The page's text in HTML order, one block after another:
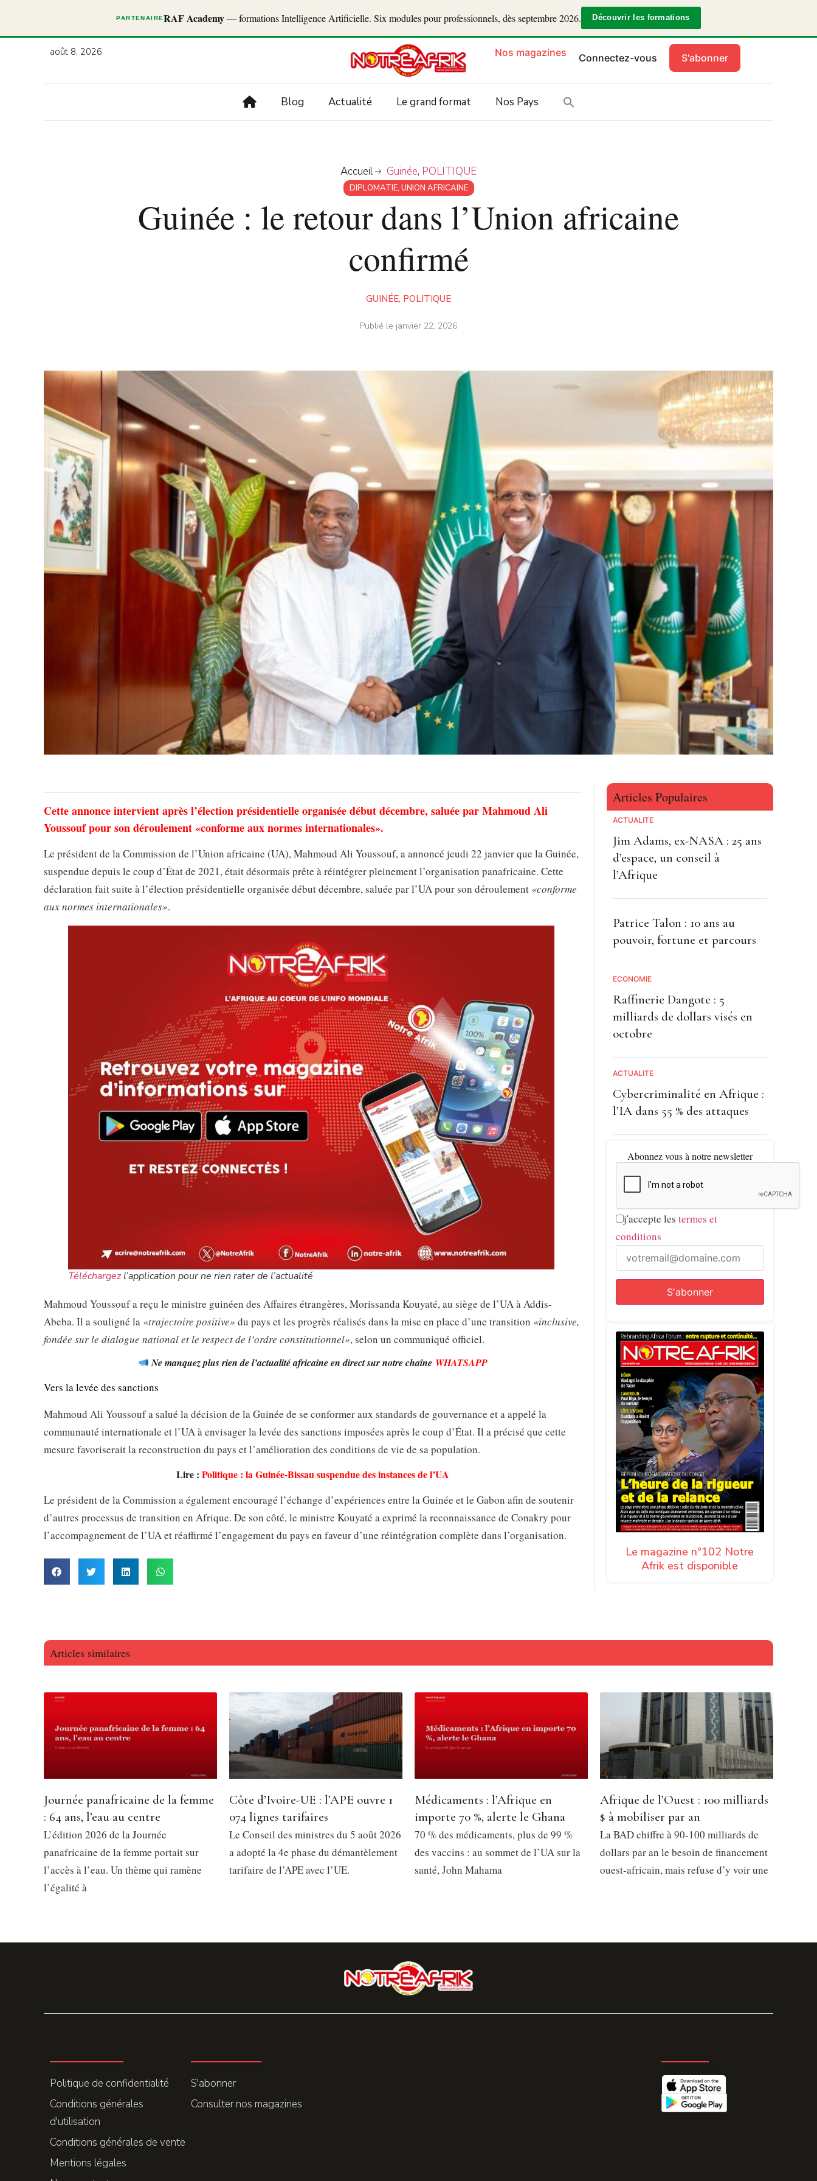
PARTENAIRERAF Academy— formations Intelligence Artificielle. Six modules pour professionnels, dès septembre 2026. Découvrir les formations
août 8, 2026 Nos magazines Connectez-vous S'abonner
Blog Actualité Le grand format Nos Pays
Accueil Guinée, POLITIQUE
DIPLOMATIE, UNION AFRICAINE
Guinée : le retour dans l’Union africaine
confirmé
GUINÉE, POLITIQUE
Publié le janvier 22, 2026
Cette annonce intervient après l’élection présidentielle organisée début décembre, saluée par Mahmoud Ali
Youssouf pour son déroulement «conforme aux normes internationales».
Le président de la Commission de l’Union africaine (UA), Mahmoud Ali Youssouf, a annoncé jeudi 22 janvier que la Guinée,
suspendue depuis le coup d’État de 2021, était désormais prête à réintégrer pleinement l’organisation panafricaine. Cette
déclaration fait suite à l’élection présidentielle organisée début décembre, saluée par l’UA pour son déroulement «conforme
aux normes internationales».
Téléchargezl’application pour ne rien rater de l’actualité
Mahmoud Youssouf a reçu le ministre guinéen des Affaires étrangères, Morissanda Kouyaté, au siège de l’UA à Addis-
Abeba. Il a souligné la «trajectoire positive» du pays et les progrès réalisés dans la mise en place d’une transition «inclusive,
fondée sur le dialogue national et le respect de l’ordre constitutionnel», selon un communiqué officiel.
Ne manquez plus rien de l’actualité africaine en direct sur notre chaîne WHATSAPP
Vers la levée des sanctions
Mahmoud Ali Youssouf a salué la décision de la Guinée de se conformer aux standards de gouvernance et a appelé la
communauté internationale et l’UA à envisager la levée des sanctions imposées après le coup d’État. Il a précisé que cette
mesure favoriserait la reconstruction du pays et l’amélioration des conditions de vie de sa population.
Lire : Politique : la Guinée-Bissau suspendue des instances de l’UA
Le président de la Commission a également encouragé l’échange d’expériences entre la Guinée et le Gabon afin de soutenir
d’autres processus de transition en Afrique. De son côté, le ministre Kouyaté a exprimé la reconnaissance de Conakry pour
l’accompagnement de l’UA et réaffirmé l’engagement du pays en faveur d’une réintégration complète dans l’organisation.
Articles Populaires
ACTUALITE
Jim Adams, ex-NASA : 25 ans
d’espace, un conseil à
l’Afrique
Patrice Talon : 10 ans au
pouvoir, fortune et parcours
ECONOMIE
Raffinerie Dangote : 5
milliards de dollars visés en
octobre
ACTUALITE
Cybercriminalité en Afrique :
l’IA dans 55 % des attaques
Abonnez vous à notre newsletter
j'accepte les termes et
conditions
Le magazine n°102 Notre
Afrik est disponible
Articles similaires
Journée panafricaine de la femme
: 64 ans, l’eau au centre
L’édition 2026 de la Journée
panafricaine de la femme portait sur
l’accès à l’eau. Un thème qui ramène
l’égalité à
Côte d’Ivoire-UE : l’APE ouvre 1
074 lignes tarifaires
Le Conseil des ministres du 5 août 2026
a adopté la 4e phase du démantèlement
tarifaire de l’APE avec l’UE.
Médicaments : l’Afrique en
importe 70 %, alerte le Ghana
70 % des médicaments, plus de 99 %
des vaccins : au sommet de l’UA sur la
santé, John Mahama
Afrique de l’Ouest : 100 milliards
$ à mobiliser par an
La BAD chiffre à 90-100 milliards de
dollars par an le besoin de financement
ouest-africain, mais refuse d’y voir une
Politique de confidentialité
Conditions générales
d'utilisation
Conditions générales de vente
Mentions légales
S'abonner
Consulter nos magazines